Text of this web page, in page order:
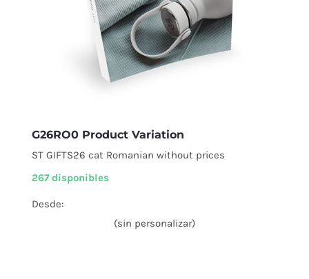
G26RO0 Product Variation
ST GIFTS26 cat Romanian without prices
267 disponibles
Desde:
(sin personalizar)